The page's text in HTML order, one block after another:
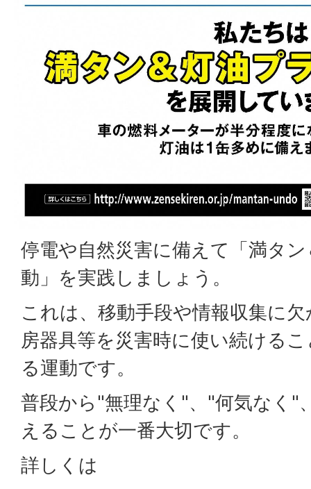
停電や自然災害に備えて「満タ
動」を実践しましょう。
これは、移動手段や情報収集に
房器具等を災害時に使い続ける
る運動です。
普段から"無理なく"、"何気なく"
えることが一番大切です。
詳しくは